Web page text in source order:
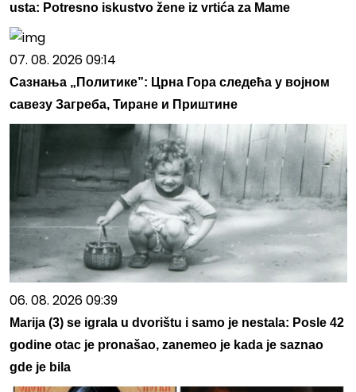
usta: Potresno iskustvo žene iz vrtića za Mame
07. 08. 2026 09:14
Сазнања „Политике”: Црна Гора следећа у војном
савезу Загреба, Тиране и Приштине
06. 08. 2026 09:39
Marija (3) se igrala u dvorištu i samo je nestala: Posle 42
godine otac je pronašao, zanemeo je kada je saznao
gde je bila